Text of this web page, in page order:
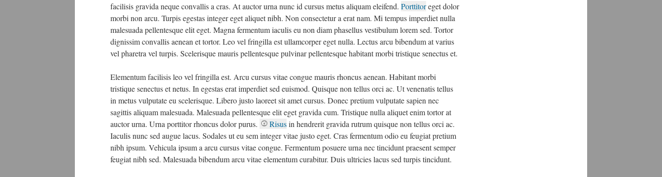
facilisis gravida neque convallis a cras. At auctor urna nunc id cursus metus aliquam eleifend. Porttitoreget dolor
morbi non arcu. Turpis egestas integer eget aliquet nibh. Non consectetur a erat nam. Mi tempus imperdiet nulla
malesuada pellentesque elit eget. Magna fermentum iaculis eu non diam phasellus vestibulum lorem sed. Tortor
dignissim convallis aenean et tortor. Leo vel fringilla est ullamcorper eget nulla. Lectus arcu bibendum at varius
vel pharetra vel turpis. Scelerisque mauris pellentesque pulvinar pellentesque habitant morbi tristique senectus et.
Elementum facilisis leo vel fringilla est. Arcu cursus vitae congue mauris rhoncus aenean. Habitant morbi
tristique senectus et netus. In egestas erat imperdiet sed euismod. Quisque non tellus orci ac. Ut venenatis tellus
in metus vulputate eu scelerisque. Libero justo laoreet sit amet cursus. Donec pretium vulputate sapien nec
sagittis aliquam malesuada. Malesuada pellentesque elit eget gravida cum. Tristique nulla aliquet enim tortor at
auctor urna. Urna porttitor rhoncus dolor purus.
Risusin hendrerit gravida rutrum quisque non tellus orci ac.
Iaculis nunc sed augue lacus. Sodales ut eu sem integer vitae justo eget. Cras fermentum odio eu feugiat pretium
nibh ipsum. Vehicula ipsum a arcu cursus vitae congue. Fermentum posuere urna nec tincidunt praesent semper
feugiat nibh sed. Malesuada bibendum arcu vitae elementum curabitur. Duis ultricies lacus sed turpis tincidunt.